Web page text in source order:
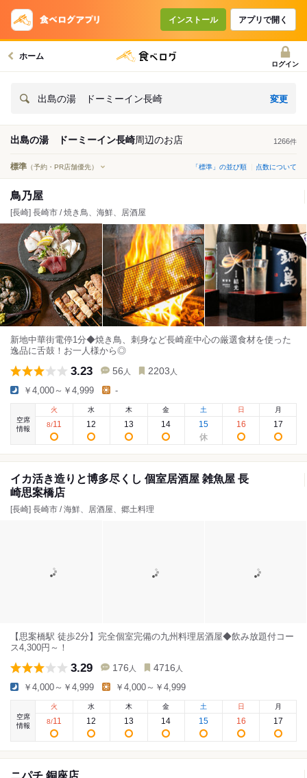
インストール アプリで開く
ホーム
ログイン
出島の湯 ドーミーイン長崎 変更
出島の湯 ドーミーイン長崎周辺のお店 1266件
標準 （予約・PR店舗優先） 「標準」の並び順 点数について
鳥乃屋
[長崎] 長崎市 / 焼き鳥、海鮮、居酒屋
新地中華街電停1分◆焼き鳥、刺身など長崎産中心の厳選食材を使った
逸品に舌鼓！お一人様から◎
3.23 56 人 2203 人
￥4,000～￥4,999 -
空席
情報
火
8/11
水
12
木
13
金
14
土
15
日
16
月
17
イカ活き造りと博多尽くし 個室居酒屋 雑魚屋 長
崎思案橋店
[長崎] 長崎市 / 海鮮、居酒屋、郷土料理
【思案橋駅 徒歩2分】完全個室完備の九州料理居酒屋◆飲み放題付コー
ス4,300円～！
3.29 176 人 4716 人
￥4,000～￥4,999 ￥4,000～￥4,999
空席
情報
火
8/11
水
12
木
13
金
14
土
15
日
16
月
17